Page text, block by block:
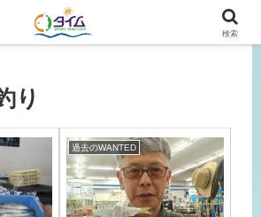
山の釣り情報はタイムにおまかせ！
り
過去のWANTED
検索